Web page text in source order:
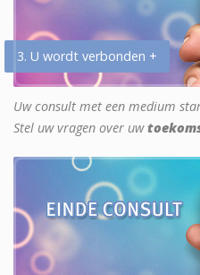
3. U wordt verbonden +
Uw consult met een medium
Stel uw vragen over uw